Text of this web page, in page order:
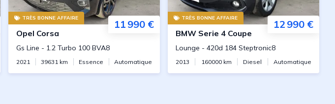
TRÈS BONNE AFFAIRE
11 990 €
Opel Corsa
Gs Line - 1.2 Turbo 100 BVA8
2021 39631 km Essence Automatique
TRÈS BONNE AFFAIRE
12 990 €
BMW Serie 4 Coupe
Lounge - 420d 184 Steptronic8
2013 160000km Diesel Automatique